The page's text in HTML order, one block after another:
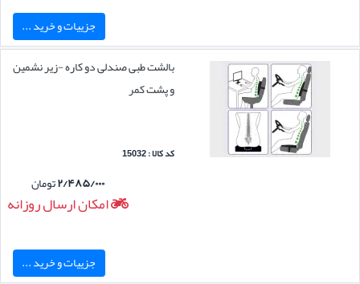
جزییات و خرید ...
بالشت طبی صندلی دو کاره -زیر نشمین
و پشت کمر
کد کالا : 15032
۲/۴۸۵/۰۰۰تومان
امکان ارسال روزانه
جزییات و خرید ...